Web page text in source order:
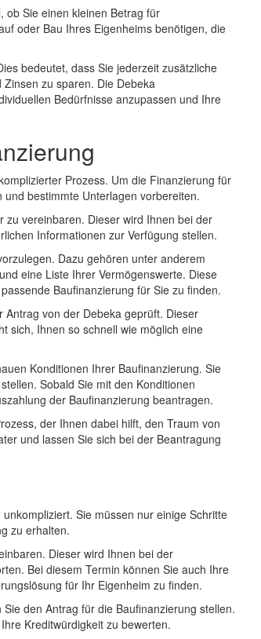
ob Sie einen kleinen Betrag für
oder Bau Ihres Eigenheims benötigen, die
bedeutet, dass Sie jederzeit zusätzliche
zu sparen. Die Debeka
Bedürfnisse anzupassen und Ihre
Prozess. Um die Finanzierung für
bestimmte Unterlagen vorbereiten.
zu vereinbaren. Dieser wird Ihnen bei der
Informationen zur Verfügung stellen.
Dazu gehören unter anderem
eine Liste Ihrer Vermögenswerte. Diese
Baufinanzierung für Sie zu finden.
von der Debeka geprüft. Dieser
sich, Ihnen so schnell wie möglich eine
Konditionen Ihrer Baufinanzierung. Sie
Sobald Sie mit den Konditionen
der Baufinanzierung beantragen.
der Ihnen dabei hilft, den Traum von
und lassen Sie sich bei der Beantragung
Sie müssen nur einige Schritte
zu erhalten.
Dieser wird Ihnen bei der
Bei diesem Termin können Sie auch Ihre
für Ihr Eigenheim zu finden.
den Antrag für die Baufinanzierung stellen.
Kreditwürdigkeit zu bewerten.